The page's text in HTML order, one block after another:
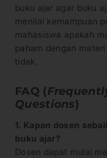
buku ajar agar buku
menilai kemampuan
mahasiswa apakah
paham dengan
tidak.
FAQ (
Questions)
1. Kapan dosen
buku ajar?
Dosen dapat mulai